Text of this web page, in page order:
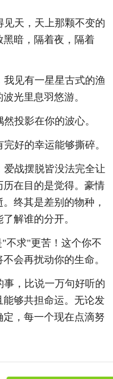
见天，天上那颗不变的
暗，隔着夜，隔着
我见有一星星古式的渔
光里息羽悠游。
投影在你的波心。
好的幸运能够撕碎。
爱战摆脱皆没法完全让
在目的是觉得。豪情
终其是差别的物种，
解谁的分开。
不求"更苦！这个你不
会再扰动你的生命。
，比说一万句好听的
够共担命运。无论发
，每一个现在点滴努